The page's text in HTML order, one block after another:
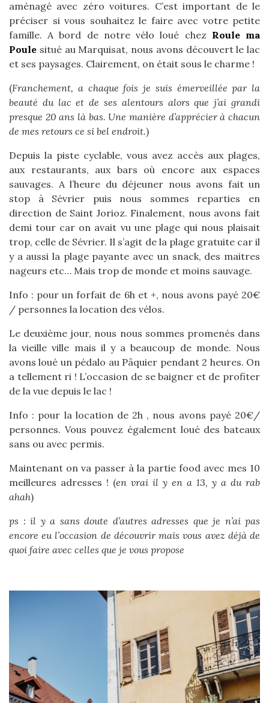
aménagé avec zéro voitures. C’est important de le
préciser si vous souhaitez le faire avec votre petite
famille. A bord de notre vélo loué chez Roule ma
Poule situé au Marquisat, nous avons découvert le lac
et ses paysages. Clairement, on était sous le charme !
(Franchement, a chaque fois je suis émerveillée par la
beauté du lac et de ses alentours alors que j’ai grandi
presque 20 ans là bas. Une manière d’apprécier à chacun
de mes retours ce si bel endroit.)
Depuis la piste cyclable, vous avez accès aux plages,
aux restaurants, aux bars où encore aux espaces
sauvages. A l’heure du déjeuner nous avons fait un
stop à Sévrier puis nous sommes reparties en
direction de Saint Jorioz. Finalement, nous avons fait
demi tour car on avait vu une plage qui nous plaisait
trop, celle de Sévrier. Il s’agit de la plage gratuite car il
y a aussi la plage payante avec un snack, des maitres
nageurs etc… Mais trop de monde et moins sauvage.
Info : pour un forfait de 6h et +, nous avons payé 20€
/ personnes la location des vélos.
Le deuxième jour, nous nous sommes promenés dans
la vieille ville mais il y a beaucoup de monde. Nous
avons loué un pédalo au Pâquier pendant 2 heures. On
a tellement ri ! L’occasion de se baigner et de profiter
de la vue depuis le lac !
Info : pour la location de 2h , nous avons payé 20€/
personnes. Vous pouvez également loué des bateaux
sans ou avec permis.
Maintenant on va passer à la partie food avec mes 10
meilleures adresses ! (en vrai il y en a 13, y a du rab
ahah)
ps : il y a sans doute d’autres adresses que je n’ai pas
encore eu l’occasion de découvrir mais vous avez déjà de
quoi faire avec celles que je vous propose